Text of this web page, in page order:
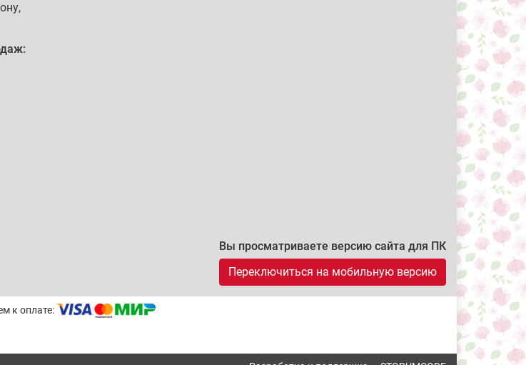
,
Вы просматриваете версию сайта для ПК
Переключиться на мобильную версию
к оплате: